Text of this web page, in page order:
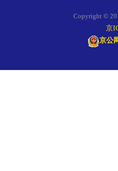
Copyright ©
京
京公